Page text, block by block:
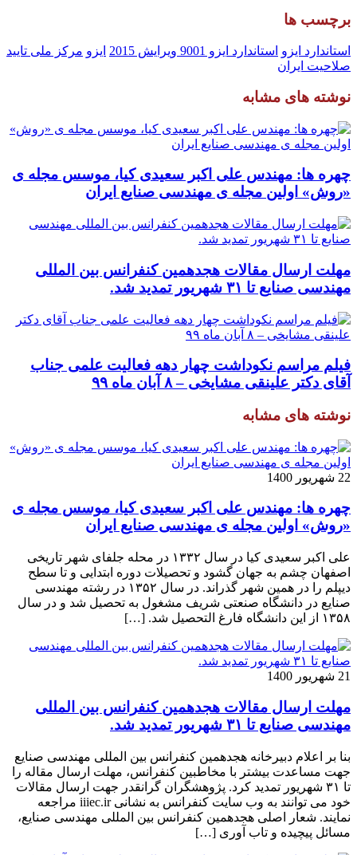
برچسب ها
استاندارد ایزو استاندارد ایزو 9001 ویرایش 2015 ایزو مرکز ملی تایید
صلاحیت ایران
نوشته های مشابه
چهره ها: مهندس علی اکبر سعیدی کیا، موسس مجله ی
«روش» اولین مجله ی مهندسی صنایع ایران
مهلت ارسال مقالات هجدهمین کنفرانس بین المللی
مهندسی صنایع تا ۳۱ شهریور تمدید شد.
فیلم مراسم نکوداشت چهار دهه فعالیت علمی جناب
آقای دکتر علینقی مشایخی – ۸ آبان ماه ۹۹
نوشته های مشابه
22 شهریور 1400
چهره ها: مهندس علی اکبر سعیدی کیا، موسس مجله ی
«روش» اولین مجله ی مهندسی صنایع ایران
علی اکبر سعیدی کیا در سال ۱۳۳۲ در محله جلفای شهر تاریخی
اصفهان چشم به جهان گشود و تحصیلات دوره ابتدایی و تا سطح
دیپلم را در همین شهر گذراند. در سال ۱۳۵۲ در رشته مهندسی
صنایع در دانشگاه صنعتی شریف مشغول به تحصیل شد و در سال
۱۳۵۸ از این دانشگاه فارغ التحصیل شد. […]
21 شهریور 1400
مهلت ارسال مقالات هجدهمین کنفرانس بین المللی
مهندسی صنایع تا ۳۱ شهریور تمدید شد.
بنا بر اعلام دبیرخانه هجدهمین کنفرانس بین المللی مهندسی صنایع
جهت مساعدت بیشتر با مخاطبین کنفرانس، مهلت ارسال مقاله را
تا ۳۱ شهریور تمدید کرد. پژوهشگران گرانقدر جهت ارسال مقالات
خود می توانند به وب سایت کنفرانس به نشانی iiiec.ir مراجعه
نمایند. شعار اصلی هجدهمین کنفرانس بین المللی مهندسی صنایع،
مسائل پیچیده و تاب آوری […]